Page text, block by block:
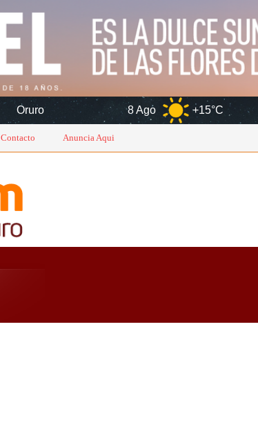
+15°C 9 Ago
Contacto Anuncia Aqui